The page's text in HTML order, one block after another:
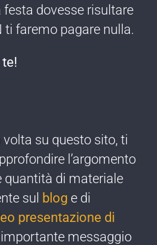
festa dovesse risultare
ti faremo pagare nulla​.
​volta su questo sito, ti
l’argomento
quantità di materiale
sul blog e di
presentazione di
importante messaggio